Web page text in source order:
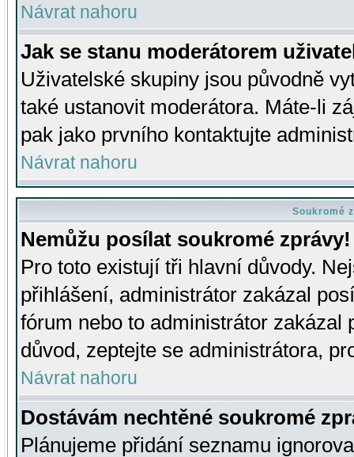
Návrat nahoru
Jak se stanu moderátorem
Uživatelské skupiny jsou původně
také ustanovit moderátora. Máte-li
pak jako prvního kontaktujte
Návrat nahoru
Soukromé
Nemůžu posílat soukromé zprávy!
Pro toto existují tři hlavní důvody.
přihlášení, administrátor zakázal
fórum nebo to administrátor zakázal
důvod, zeptejte se administrátora,
Návrat nahoru
Dostávám nechtěné soukromé
Plánujeme přidání seznamu